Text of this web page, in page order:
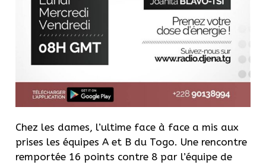
Chez les dames, l’ultime face à face a mis aux
prises les équipes A et B du Togo. Une rencontre
remportée 16 points contre 8 par l’équipe de